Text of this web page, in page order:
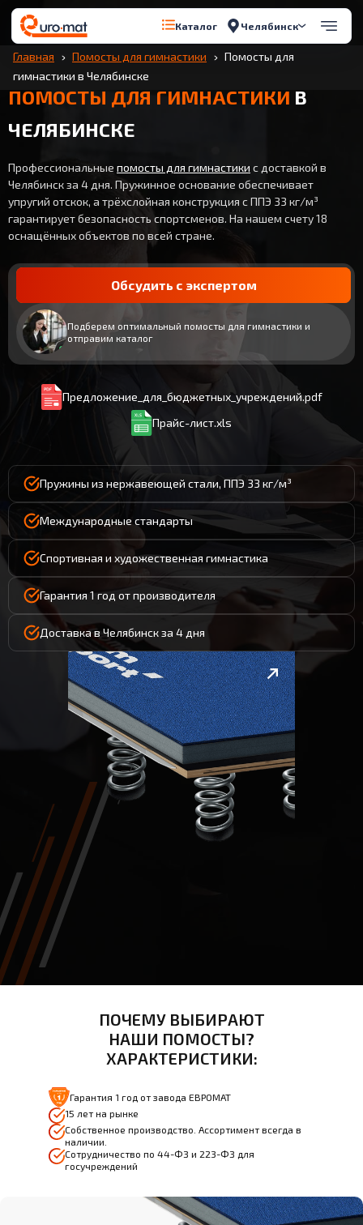
Каталог Челябинск
Главная Помосты для гимнастики
Помосты для
гимнастики в Челябинске
ПОМОСТЫ ДЛЯ ГИМНАСТИКИ В
ЧЕЛЯБИНСКЕ
Профессиональные помосты для гимнастики с доставкой в
Челябинск за 4 дня. Пружинное основание обеспечивает
упругий отскок, а трёхслойная конструкция с ППЭ 33 кг/м³
гарантирует безопасность спортсменов. На нашем счету 18
оснащённых объектов по всей стране.
Обсудить с экспертом
Подберем оптимальный помосты для гимнастики и
отправим каталог
Предложение_для_бюджетных_учреждений.pdf
Прайс-лист.xls
Пружины из нержавеющей стали, ППЭ 33 кг/м³
Международные стандарты
Спортивная и художественная гимнастика
Гарантия 1 год от производителя
Доставка в Челябинск за 4 дня
ПОЧЕМУ ВЫБИРАЮТ
НАШИ ПОМОСТЫ?
ХАРАКТЕРИСТИКИ:
15 лет на рынке
Гарантия 1 год от завода ЕВРОМАТ
Собственное производство. Ассортимент всегда в
наличии.
Сотрудничество по 44-ФЗ и 223-ФЗ для
госучреждений